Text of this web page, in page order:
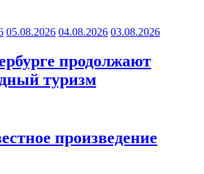
05.08.2026 04.08.2026 03.08.2026
продолжают
туризм
произведение